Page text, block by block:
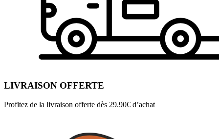
LIVRAISON OFFERTE
Profitez de la livraison offerte dès 29.90€ d’achat